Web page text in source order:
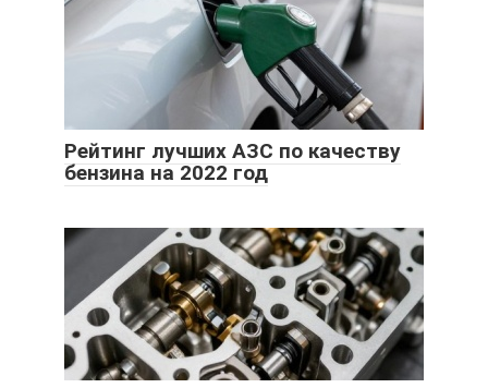
Рейтинг лучших АЗС по качеству
бензина на 2022 год